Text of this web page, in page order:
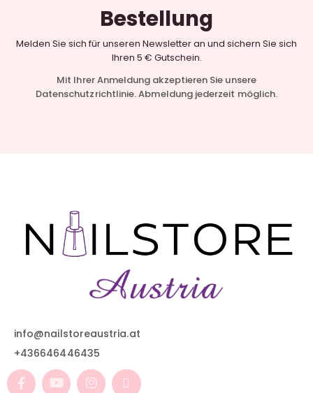
Bestellung
Melden Sie sich für unseren Newsletter an und sichern Sie sich
Ihren 5 € Gutschein.
Mit Ihrer Anmeldung akzeptieren Sie unsere
Datenschutzrichtlinie. Abmeldung jederzeit möglich.
info@nailstoreaustria.at
+436646446435